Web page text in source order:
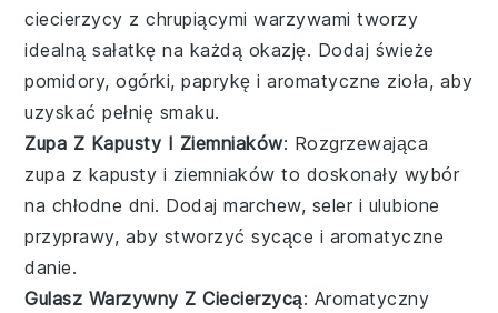
ciecierzycy z chrupiącymiwarzywami tworzy
idealnąsałatkę na każdą okazję. Dodaj świeże
pomidory,ogórki,paprykę i aromatyczne zioła, aby
uzyskać pełnię smaku.
Zupa Z Kapusty I Ziemniaków: Rozgrzewająca
zupa z kapusty i ziemniaków to doskonały wybór
na chłodne dni. Dodajmarchew, seler i ulubione
przyprawy, aby stworzyć sycące i aromatyczne
danie.
Gulasz Warzywny Z Ciecierzycą: Aromatyczny